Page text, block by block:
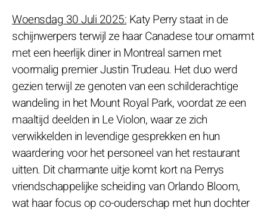
Woensdag 30 Juli 2025: Katy Perry staat in de
schijnwerpers terwijl ze haar Canadese tour omarmt
met een heerlijk diner in Montreal samen met
voormalig premier Justin Trudeau. Het duo werd
gezien terwijl ze genoten van een schilderachtige
wandeling in het Mount Royal Park, voordat ze een
maaltijd deelden in Le Violon, waar ze zich
verwikkelden in levendige gesprekken en hun
waardering voor het personeel van het restaurant
uitten. Dit charmante uitje komt kort na Perrys
vriendschappelijke scheiding van Orlando Bloom,
wat haar focus op co-ouderschap met hun dochter